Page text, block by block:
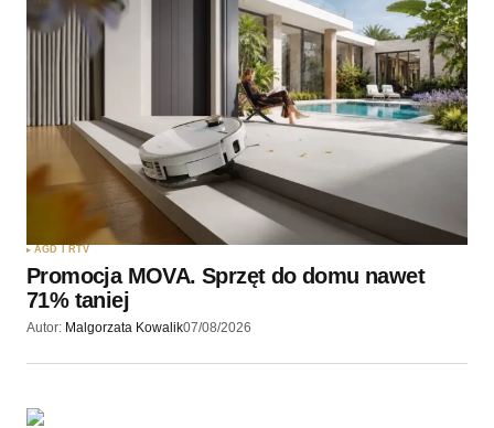
Twoję imię
Twój adres e-mail *
Zapamiętaj moje dane w tej przeglądarce podczas
pisania kolejnych komentarzy.
Wyślij komentarz
AGD I RTV
Promocja MOVA. Sprzęt do domu nawet
71% taniej
Autor: Malgorzata Kowalik07/08/2026